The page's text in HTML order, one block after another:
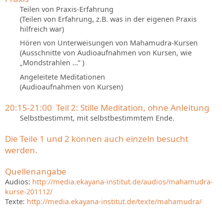
Teilen von Praxis-Erfahrung
(Teilen von Erfahrung, z.B. was in der eigenen Praxis
hilfreich war)
Hören von Unterweisungen von Mahamudra-Kursen
(Ausschnitte von Audioaufnahmen von Kursen, wie
„Mondstrahlen …“ )
Angeleitete Meditationen
(Audioaufnahmen von Kursen)
20:15-21:00 Teil 2: Stille Meditation, ohne Anleitung
Selbstbestimmt, mit selbstbestimmtem Ende.
Die Teile 1 und 2 können auch einzeln besucht
werden.
Quellenangabe
Audios: http://media.ekayana-institut.de/audios/mahamudra-
kurse-201112/
Texte: http://media.ekayana-institut.de/texte/mahamudra/